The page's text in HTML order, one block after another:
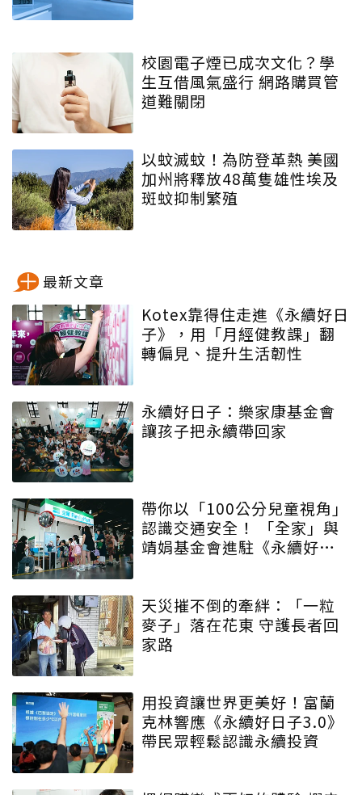
校園電子煙已成次文化？學
生互借風氣盛行 網路購買管
道難關閉
以蚊滅蚊！為防登革熱 美國
加州將釋放48萬隻雄性埃及
斑蚊抑制繁殖
最新文章
Kotex靠得住走進《永續好日
子》，用「月經健教課」翻
轉偏見、提升生活韌性
永續好日子：樂家康基金會
讓孩子把永續帶回家
帶你以「100公分兒童視角」
認識交通安全！ 「全家」與
靖娟基金會進駐《永續好日
天災摧不倒的牽絆：「一粒
麥子」落在花東 守護長者回
家路
用投資讓世界更美好！富蘭
克林響應《永續好日子3.0》
帶民眾輕鬆認識永續投資